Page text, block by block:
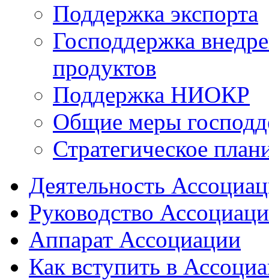
Поддержка экспорта
Господдержка
продуктов
Поддержка НИОКР
Общие меры
Стратегическое
Деятельность
Руководство
Аппарат Ассоциации
Как вступить в